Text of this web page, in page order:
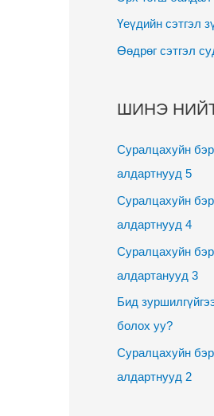
Үеүдийн сэтгэл
Өөдрөг сэтгэл
ШИНЭ
Суралцахуйн
алдартнууд 5
Суралцахуйн
алдартнууд 4
Суралцахуйн
алдартанууд 3
Бид
болох уу?
Суралцахуйн
алдартнууд 2